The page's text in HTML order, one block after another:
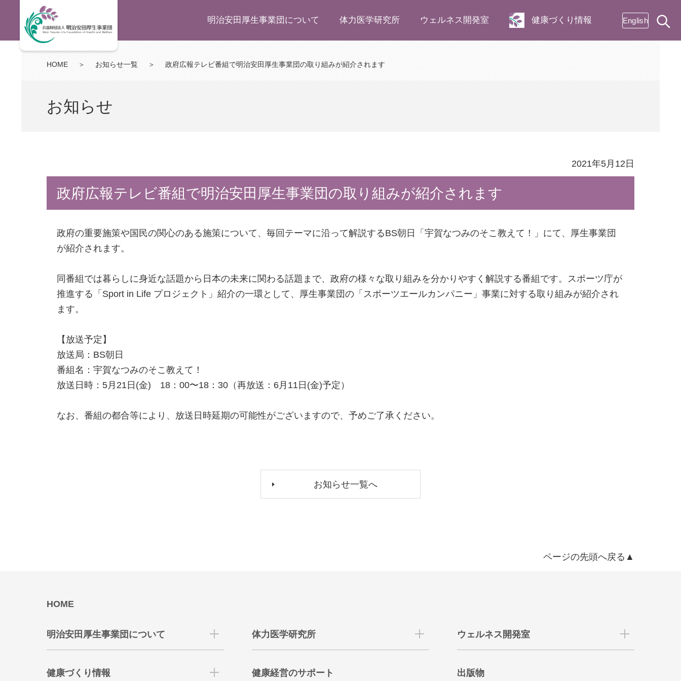
明治安田厚生事業団について 体力医学研究所 ウェルネス開発室 健康づくり情報 English
HOME ＞ お知らせ一覧 ＞ 政府広報テレビ番組で明治安田厚生事業団の取り組みが紹介されます
お知らせ
2021年5月12日
政府広報テレビ番組で明治安田厚生事業団の取り組みが紹介されます
政府の重要施策や国民の関心のある施策について、毎回テーマに沿って解説するBS朝日「宇賀なつみのそこ教えて！」にて、厚生事業団
が紹介されます。
同番組では暮らしに身近な話題から日本の未来に関わる話題まで、政府の様々な取り組みを分かりやすく解説する番組です。スポーツ庁が
推進する「Sport in Life プロジェクト」紹介の一環として、厚生事業団の「スポーツエールカンパニー」事業に対する取り組みが紹介され
ます。
【放送予定】
放送局：BS朝日
番組名：宇賀なつみのそこ教えて！
放送日時：5月21日(金) 18：00〜18：30（再放送：6月11日(金)予定）
なお、番組の都合等により、放送日時延期の可能性がございますので、予めご了承ください。
お知らせ一覧へ
ページの先頭へ戻る▲
HOME
明治安田厚生事業団について 体力医学研究所 ウェルネス開発室
健康づくり情報 健康経営のサポート 出版物